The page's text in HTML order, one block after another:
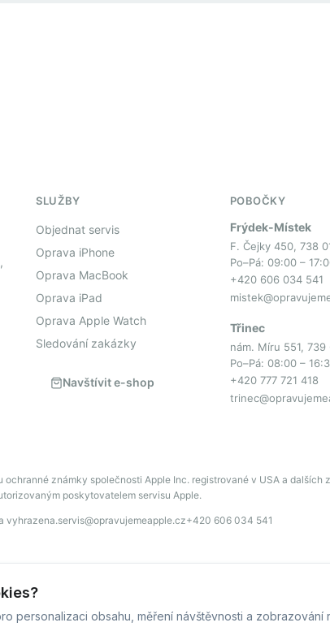
personalizaci obsahu, měření návštěvnosti a zobrazování
SLUŽBY
Objednat servis
Oprava iPhone
Oprava MacBook
Oprava iPad
Oprava Apple Watch
Sledování zakázky
Navštívit e-shop
POBOČKY
Frýdek-Místek
F. Čejky 450, 738
Po–Pá: 09:00 –
+420 606 034 541
Třinec
nám. Míru 551, 739
Po–Pá: 08:00 –
+420 777 721 418
ochranné známky společnosti Apple Inc. registrované v USA a dalších
poskytovatelem servisu Apple.
vyhrazena.servis@opravujemeapple.cz+420 606 034 541